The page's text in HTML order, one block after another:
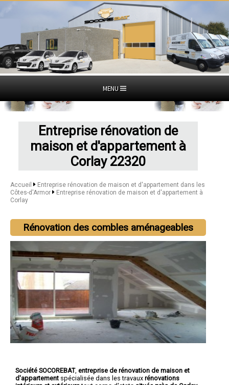
MENU
Entreprise rénovation de
maison et d'appartement à
Corlay 22320
Accueil
Entreprise rénovation de maison et d'appartement dans les
Côtes-d'Armor
Entreprise rénovation de maison et d'appartement à
Corlay
Rénovation des combles aménageables
Société SOCOREBAT, entreprise de rénovation de maison et
d'appartement spécialisée dans les travaux rénovations